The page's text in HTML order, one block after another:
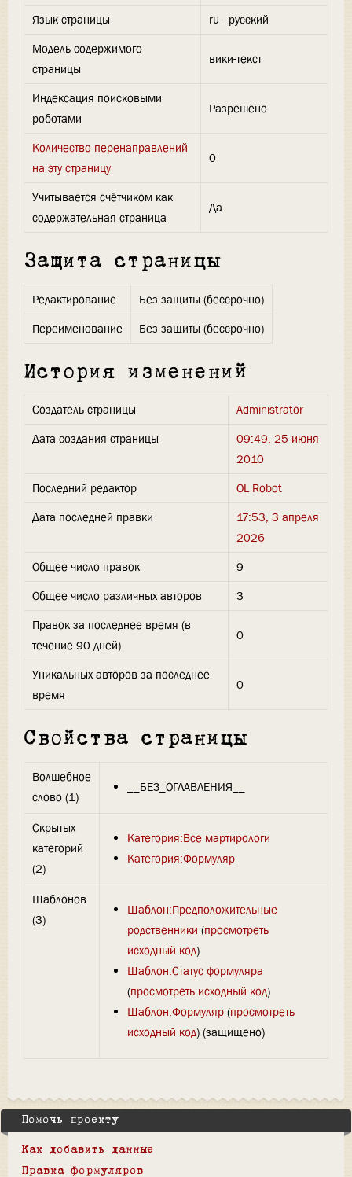
Язык страницы
ru - русский
Модель содержимого
страницы
вики-текст
Индексация поисковыми
роботами
Разрешено
Количество перенаправлений
на эту страницу
0
Учитывается счётчиком как
содержательная страница
Да
Защита страницы
Редактирование
Без защиты (бессрочно)
Переименование
Без защиты (бессрочно)
История изменений
Создатель страницы
Administrator
Дата создания страницы
09:49, 25 июня
2010
Последний редактор
OL Robot
Дата последней правки
17:53, 3 апреля
2026
Общее число правок
9
Общее число различных авторов
3
Правок за последнее время (в
течение 90 дней)
0
Уникальных авторов за последнее
время
0
Свойства страницы
Волшебное
слово (1)
__БЕЗ_ОГЛАВЛЕНИЯ__
Скрытых
категорий
(2)
Категория:Все мартирологи
Категория:Формуляр
Шаблонов
(3)
Шаблон:Предположительные
родственники (просмотреть
исходный код)
Шаблон:Статус формуляра
(просмотреть исходный код)
Шаблон:Формуляр(просмотреть
исходный код) (защищено)
Помочь проекту
Как добавить данные
Правка формуляров